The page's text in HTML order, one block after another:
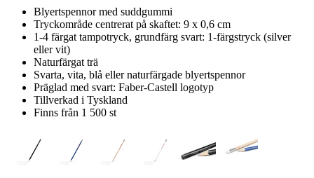
Blyertspennor med suddgummi
Tryckområde centrerat på skaftet: 9 x 0,6 cm
1-4 färgat tampotryck, grundfärg svart: 1-färgstryck (silver
eller vit)
Naturfärgat trä
Svarta, vita, blå eller naturfärgade blyertspennor
Präglad med svart: Faber-Castell logotyp
Tillverkad i Tyskland
Finns från 1 500 st